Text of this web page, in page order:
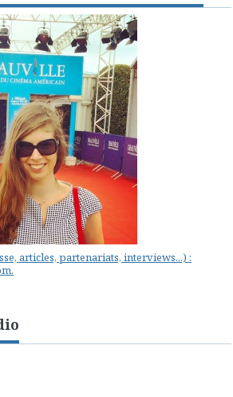
articles, partenariats, interviews...) :